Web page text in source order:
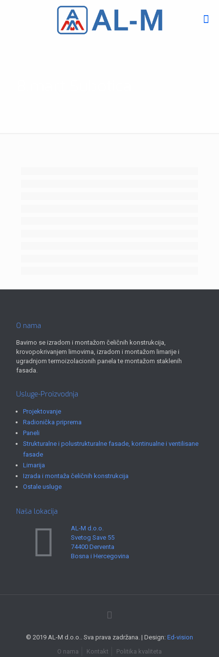
O nama
Bavimo se izradom i montažom čeličnih konstrukcija,
krovopokrivanjem limovima, izradom i montažom limarije i
ugradnjom termoizolacionih panela te montažom staklenih
fasada.
Usluge-Proizvodnja
Projektovanje
Radionička priprema
Paneli
Strukturalne i polustrukturalne fasade, kontinualne i ventilisane
fasade
Limarija
Izrada i montaža čeličnih konstrukcija
Ostale usluge
Naša lokacija
AL-M d.o.o.
Svetog Save 55
74400 Derventa
Bosna i Hercegovina
© 2019 AL-M d.o.o.. Sva prava zadržana. | Design: Ed-vision
O nama
Kontakt Politika kvaliteta